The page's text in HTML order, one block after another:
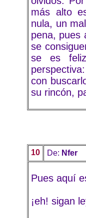
más alto
nula, un
pena, pues
se
se es
con
su rincón,
10 De: Nfer
Pues aquí
¡eh! sigan